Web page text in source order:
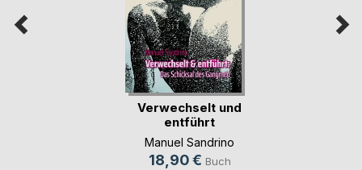
Verwechselt und
entführt
Manuel Sandrino
18,90 € Buch